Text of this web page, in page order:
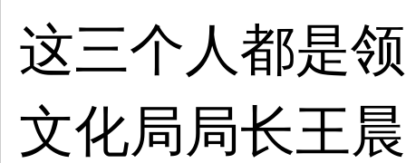
这三个人都是
文化局局长王